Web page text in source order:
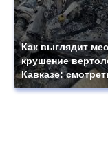
Как выглядит
крушение
Кавказе: